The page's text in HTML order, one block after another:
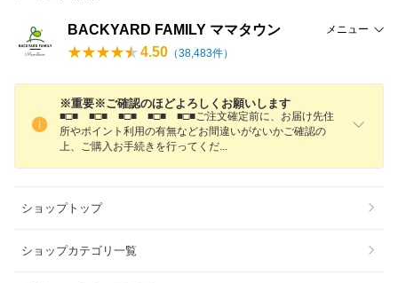
BACKYARD FAMILY ママタウン メニュー
4.50 （38,483件）
※重要※ご確認のほどよろしくお願いします
■□■ ■□■ ■□■ ■□■ ■□■ご注文確定前に、お届け先住
所やポイント利用の有無などお間違いがないかご確認の
上、ご購入お手続きを行ってく だ
ショップトップ
ショップカテゴリ一覧